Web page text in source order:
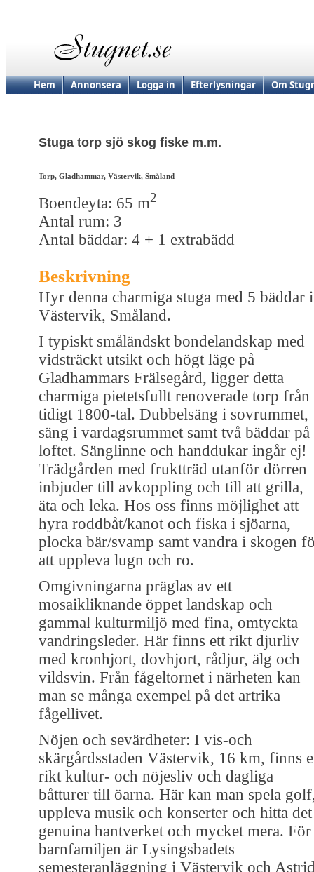
Hem Annonsera Logga in Efterlysningar Om
Stuga torp sjö skog fiske m.m.
Torp, Gladhammar, Västervik, Småland
Boendeyta: 65 m2
Antal rum: 3
Antal bäddar: 4 + 1 extrabädd
Beskrivning
Hyr denna charmiga stuga med 5 bäddar i
Västervik, Småland.
I typiskt småländskt bondelandskap med
vidsträckt utsikt och högt läge på
Gladhammars Frälsegård, ligger detta
charmiga pietetsfullt renoverade torp från
tidigt 1800-tal. Dubbelsäng i sovrummet,
säng i vardagsrummet samt två bäddar på
loftet. Sänglinne och handdukar ingår ej!
Trädgården med fruktträd utanför dörren
inbjuder till avkoppling och till att grilla,
äta och leka. Hos oss finns möjlighet att
hyra roddbåt/kanot och fiska i sjöarna,
plocka bär/svamp samt vandra i skogen
att uppleva lugn och ro.
Omgivningarna präglas av ett
mosaikliknande öppet landskap och
gammal kulturmiljö med fina, omtyckta
vandringsleder. Här finns ett rikt djurliv
med kronhjort, dovhjort, rådjur, älg och
vildsvin. Från fågeltornet i närheten kan
man se många exempel på det artrika
fågellivet.
Nöjen och sevärdheter: I vis-och
skärgårdsstaden Västervik, 16 km, finns
rikt kultur- och nöjesliv och dagliga
båtturer till öarna. Här kan man spela
uppleva musik och konserter och hitta det
genuina hantverket och mycket mera. För
barnfamiljen är Lysingsbadets
semesteranläggning i Västervik och